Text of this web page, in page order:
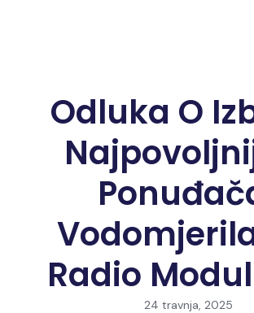
Odluka O
Radio
24 travnja, 2025